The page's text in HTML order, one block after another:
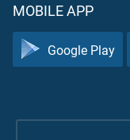
MOBILE APP
Google Play